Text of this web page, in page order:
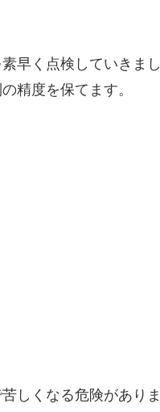
早く点検していきまし
精度を保てます。
しくなる危険がありま